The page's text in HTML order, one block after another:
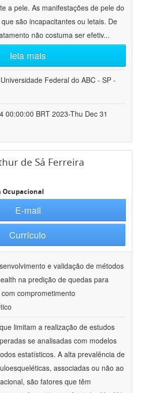
a pele. As manifestações de pele do
são incapacitantes ou letais. De
não costuma ser efetiv...
leia mais
Universidade Federal do ABC - SP -
00:00:00 BRT 2023-Thu Dec 31
de Sá Ferreira
Ocupacional
E-mail
Currículo
e validação de métodos
na predição de quedas para
comprometimento
limitam a realização de estudos
se analisadas com modelos
estatísticos. A alta prevalência de
associadas ou não ao
são fatores que têm